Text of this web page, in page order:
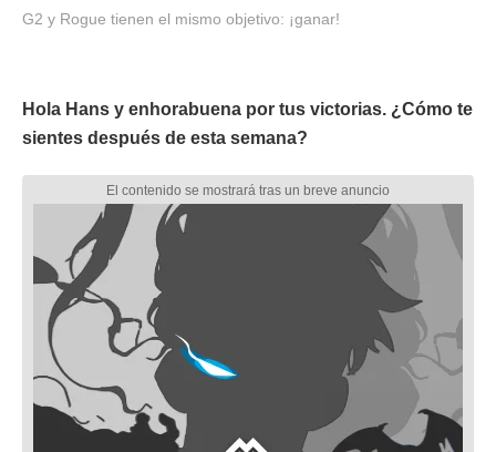
G2 y Rogue tienen el mismo objetivo: ¡ganar!
Hola Hans y enhorabuena por tus victorias. ¿Cómo te
sientes después de esta semana?